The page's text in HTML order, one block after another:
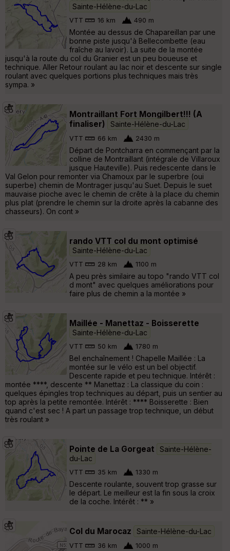
Sainte-Hélène-du-Lac
VTT 16 km 490 m
Montée au dessus de Chapareillan par une
bonne piste jusqu'à Bellecombette (eau
fraîche au lavoir). La suite de la montée
jusqu'à la route du col du Granier est un peu boueuse et
technique. Aller Retour roulant au lac noir et descente sur single
roulant avec quelques portions plus techniques mais très
sympa. »
Montraillant Fort Mongilbert!!! (A
finaliser)
Sainte-Hélène-du-Lac
VTT 66 km 2430 m
Départ de Pontcharra en commençant par la
colline de Montraillant (intégrale de Villaroux
jusque Hauteville). Puis redescente dans le
Val Gelon pour remonter via Chamoux par le superbre (oui
superbe) chemin de Montrager jusqu'au Suet. Depuis le suet
mauvaise pioche avec le chemin de crête à la place du chemin
plus plat (prendre le chemin sur la droite après la cabanne des
chasseurs). On cont »
rando VTT col du mont optimisé
Sainte-Hélène-du-Lac
VTT 28 km 1100 m
A peu près similaire au topo "rando VTT col
d mont" avec quelques améliorations pour
faire plus de chemin a la montée »
Maillée - Manettaz - Boisserette
Sainte-Hélène-du-Lac
VTT 50 km 1780 m
Bel enchaînement ! Chapelle Maillée : La
montée sur le vélo est un bel objectif.
Descente rapide et peu technique. Intérêt :
montée ****, descente ** Manettaz : La classique du coin :
quelques épingles trop techniques au départ, puis un sentier au
top après la petite remontée. Intérêt : **** Boisserette : Bien
quand c'est sec ! A part un passage trop technique, un début
très roulant »
Pointe de La Gorgeat
Sainte-Hélène-
du-Lac
VTT 35 km 1330 m
Descente roulante, souvent trop grasse sur
le départ. Le meilleur est la fin sous la croix
de la coche. Intérêt : ** »
Col du Marocaz Sainte-Hélène-du-Lac
VTT 36 km 1000 m